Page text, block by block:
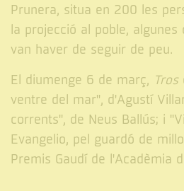
Prunera, situa en 200 les
la projecció al poble, algunes
van haver de seguir de peu.
El diumenge 6 de març, Tros
ventre del mar", d'Agustí
corrents", de Neus Ballús; i
Evangelio, pel guardó de
Premis Gaudí de l'Acadèmia